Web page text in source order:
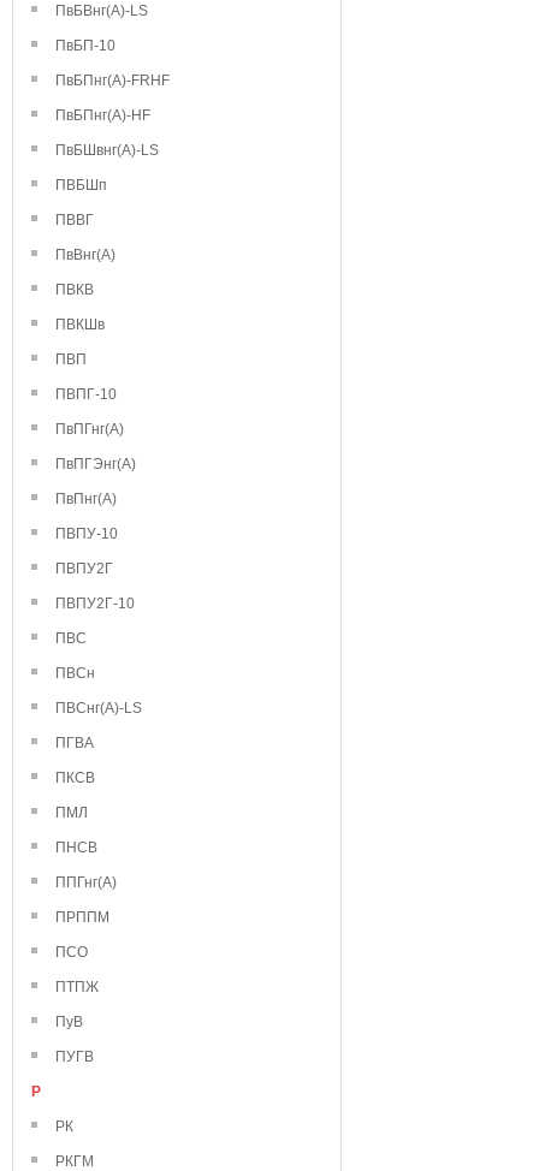
ПвБВнг(А)-LS
ПвБП-10
ПвБПнг(А)-FRHF
ПвБПнг(А)-HF
ПвБШвнг(А)-LS
ПВБШп
ПВВГ
ПвВнг(А)
ПВКВ
ПВКШв
ПВП
ПВПГ-10
ПвПГнг(А)
ПвПГЭнг(А)
ПвПнг(А)
ПВПУ-10
ПВПУ2Г
ПВПУ2Г-10
ПВС
ПВСн
ПВСнг(А)-LS
ПГВА
ПКСВ
ПМЛ
ПНСВ
ППГнг(А)
ПРППМ
ПСО
ПТПЖ
ПуВ
ПУГВ
Р
РК
РКГМ